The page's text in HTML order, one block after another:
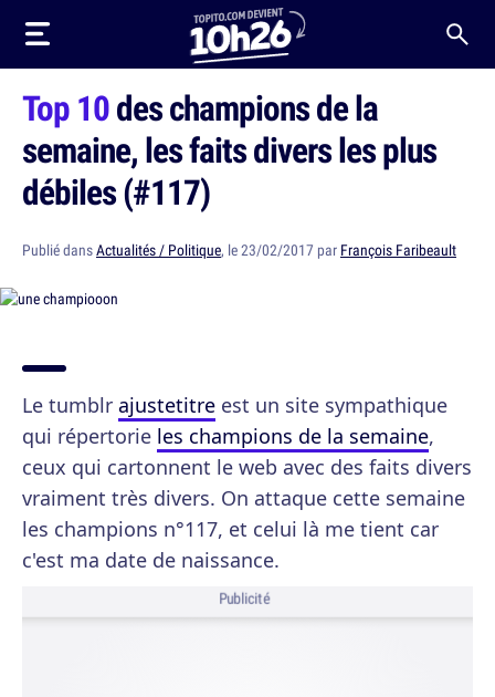
Top 10des champions de la
semaine, les faits divers les plus
débiles (#117)
Publié dansActualités / Politique, le 23/02/2017 par François Faribeault
Le tumblr ajustetitre est un site sympathique
qui répertorie les champions de la semaine,
ceux qui cartonnent le web avec des faits divers
vraiment très divers. On attaque cette semaine
les champions n°117, et celui là me tient car
c'est ma date de naissance.
Publicité